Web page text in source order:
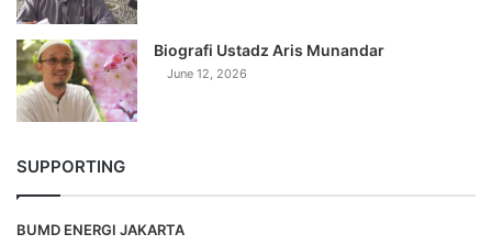
Biografi Ustadz Aris Munandar
June 12, 2026
SUPPORTING
BUMD ENERGI JAKARTA